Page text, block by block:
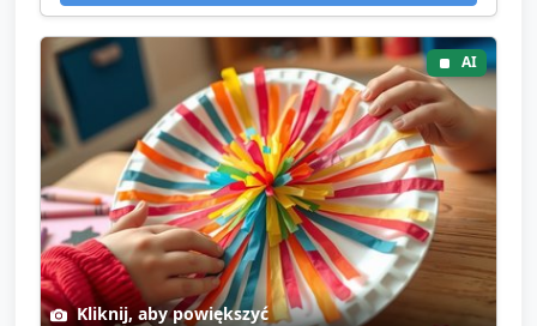
AI
Kliknij, aby powiększyć